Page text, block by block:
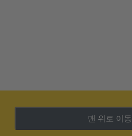
맨 위로 이동